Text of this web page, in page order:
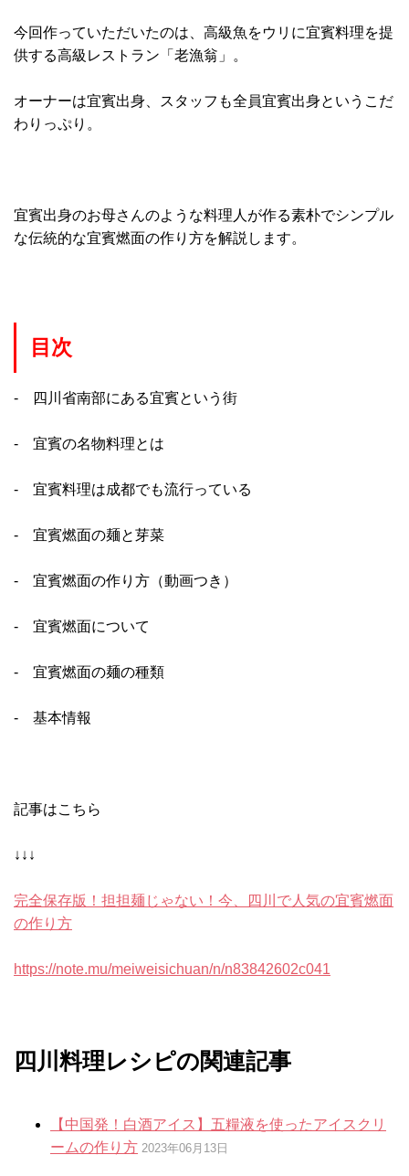
今回作っていただいたのは、高級魚をウリに宜賓料理を提
供する高級レストラン「老漁翁」。
オーナーは宜賓出身、スタッフも全員宜賓出身というこだ
わりっぷり。
宜賓出身のお母さんのような料理人が作る素朴でシンプル
な伝統的な宜賓燃面の作り方を解説します。
目次
- 四川省南部にある宜賓という街
- 宜賓の名物料理とは
- 宜賓料理は成都でも流行っている
- 宜賓燃面の麺と芽菜
- 宜賓燃面の作り方（動画つき）
- 宜賓燃面について
- 宜賓燃面の麺の種類
- 基本情報
記事はこちら
↓↓↓
完全保存版！担担麺じゃない！今、四川で人気の宜賓燃面
の作り方
https://note.mu/meiweisichuan/n/n83842602c041
四川料理レシピの関連記事
【中国発！白酒アイス】五糧液を使ったアイスクリ
ームの作り方 2023年06月13日